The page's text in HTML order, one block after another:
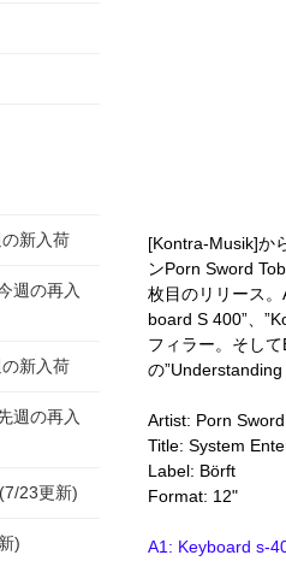
[Kontra-Musik]か
ンPorn Sword
枚目のリリース
board S 400”、
フィラー。そし
の
Artist: Porn
Title: System
Label: Börft
Format: 12"
A1: Keyboard s-
新入荷
週の再入
新入荷
週の再入
23更新)
)